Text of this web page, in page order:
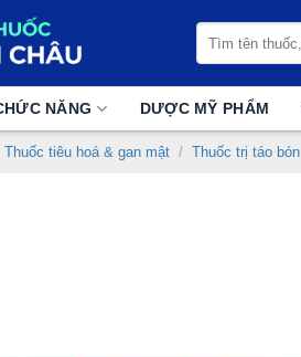
kiếm:
NĂNG DƯỢC MỸ PHẨM
Thuốc tiêu hoá & gan mật / Thuốc trị táo bón